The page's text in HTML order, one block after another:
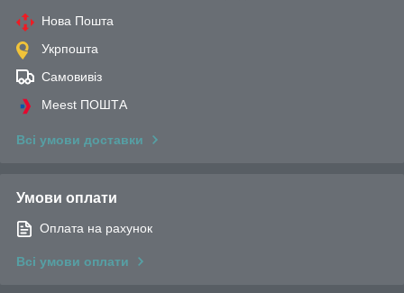
Нова Пошта
Укрпошта
Самовивіз
Meest ПОШТА
Всі умови доставки
Умови оплати
Оплата на рахунок
Всі умови оплати